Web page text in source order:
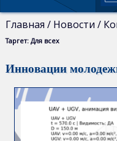
Контакты
История
кафедры
Учебные
классы
Главная / Новости /
Таргет: Для всех
Инновации